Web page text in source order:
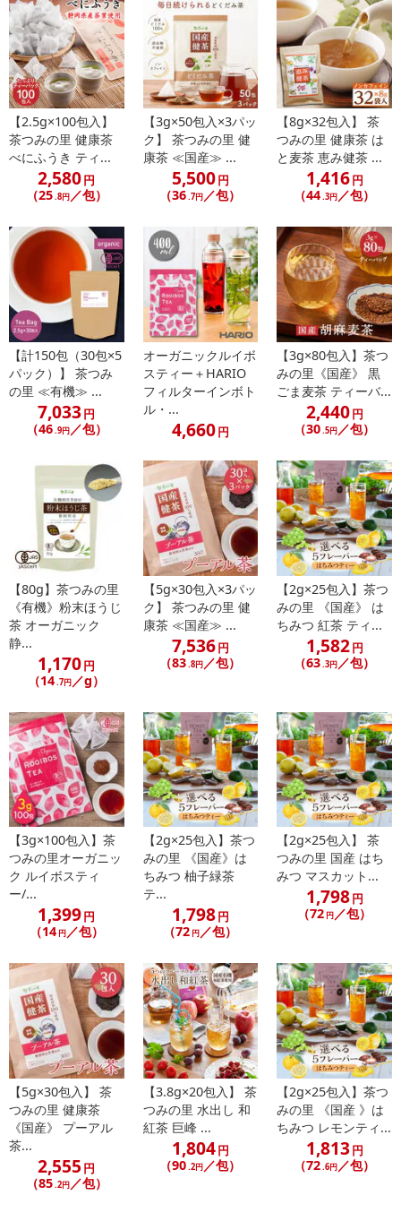
国内最 高水準の管理規格「食品安全マネジメントシステムFSSC220
00」認証を取得した国内自社工場でティーバッグを製造。
取り扱い原料の厳選から、最終加工まで国内の自社工場で管理して
いるので安心です。
4.無漂白・抽出性の良い「三角ティーバッグ」
ティーバッグは抽出の良い三角ティーバッグを採用。ティーバッグ
の包材は無漂白タイプで安心です。煮出し抽出を前提に考え、糸な
しのティーバッグでお届けします。
・原産国（最終加工地）：日本
・原材料/材質/素材：桑の葉（国内産）
・お召し上がり方：
【急須・マグカップで】
ティーバッグ1個を入れ熱湯を注ぎ、2分から3分を目安にお好み
の濃さになるまで蒸らしてください。
【煮出して】
お水800mlから1000mlにティーバッグ1個を入れ、火にかけて沸
かし、沸騰後は3分から5分を目安に煮出してください。
※湯量や抽出時間を調節し、お好みの濃さでお召し上がりくださ
・その他商品仕様：ティーバッグの素材は不織布（無漂白）、形状
は糸なし三角テトラ型となります。
・注意事項：高温多湿を避けて保存して下さい。
注意事項
【賞味・消費期限のある商品について】
商品到着時点でのお日持ち期間は、配送日数などにより異なります
のでご了承ください。
※お申込み後のキャンセルはお受けできません。
記載されている内容を必ずご確認いただき、お届けする商品セット
にご納得いただきましたうえでお申し込みください。
※パッケージ変更や商品リニューアル（成分など含む）等により、
参考の掲載画像や画像内のバーコードなど、お届け商品と多少異な
る場合がございます。
また、[新たな加工食品の原料原産地表示制度]の経過措置期間の終
了により、商品詳細内に記載の原産国・原材料の表記が旧表記の場
合がございます。
あらかじめご了承いただいた上でお申込みください。なお、本理由
によるお申込み後のキャンセル・返品交換は対応いたしかねます。
【お支払いについて】
※送料はお試し費用に含まれております。
※d払い、PayPay、au PAY、au PAY（auかんたん決済）、ソフトバ
ンクまとめて支払い、楽天ペイ、メルペイ、AEON Pay、Amazon
Payでお支払いの場合、決済のため外部サイトへ遷移します。
※予約商品は決済手段ごとに定められた決済期限日にお支払いを完
了することがございます。ご了承いただいたうえでお申し込みくだ
さい。
【配送伝票番号について】
※配送形態がメール便の商品については、商品の発送完了後、配送
伝票番号がマイページに表示されない場合もございます。
【2.5g×100包入】
茶つみの里 健康茶
べにふうき ティ...
2,580円
（25.8円／包）
【3g×50包入×3パッ
ク】 茶つみの里 健
康茶 ≪国産≫ ...
5,500円
（36.7円／包）
【8g×32包入】 茶
つみの里 健康茶 は
と麦茶 恵み健茶 ...
1,416円
（44.3円／包）
【計150包（30包×5
パック）】 茶つみ
の里 ≪有機≫ ...
7,033円
（46.9円／包）
オーガニックルイボ
スティー＋HARIO
フィルターインボト
ル・...
4,660円
【3g×80包入】茶つ
みの里《国産》 黒
ごま麦茶 ティーバ...
2,440円
（30.5円／包）
【80g】茶つみの里
《有機》粉末ほうじ
茶 オーガニック
静...
1,170円
（14.7円 ／g）
【5g×30包入×3パッ
ク】 茶つみの里 健
康茶 ≪国産≫ ...
7,536円
（83.8円 ／包）
【2g×25包入】茶つ
みの里 《国産》 は
ちみつ 紅茶 ティ...
1,582円
（63.3円 ／包）
【3g×100包入】茶
つみの里オーガニッ
ク ルイボスティ
ー/...
1,399円
（14 円／包）
【2g×25包入】茶つ
みの里 《国産》は
ちみつ 柚子緑茶
テ...
1,798円
（72 円／包）
【2g×25包入】 茶
つみの里 国産 はち
みつ マスカット...
1,798円
（72 円／包）
【5g×30包入】 茶
つみの里 健康茶
《国産》 プーアル
茶...
2,555 円
（85.2円／包）
【3.8g×20包入】 茶
つみの里 水出し 和
紅茶 巨峰 ...
1,804円
（90.2円／包）
【2g×25包入】茶つ
みの里 《国産 》は
ちみつ レモンティ...
1,813円
（72.6円／包）